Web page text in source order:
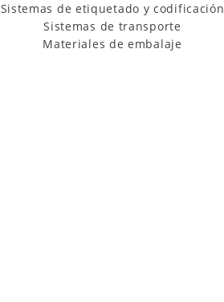
Sistemas de etiquetado y codificación
Sistemas de transporte
Materiales de embalaje